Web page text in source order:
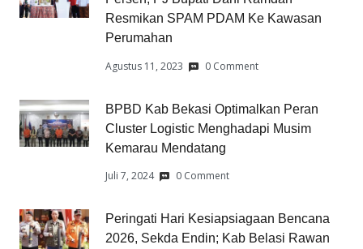
Resmikan SPAM PDAM Ke Kawasan
Perumahan
Agustus 11, 2023 0 Comment
BPBD Kab Bekasi Optimalkan Peran
Cluster Logistic Menghadapi Musim
Kemarau Mendatang
Juli 7, 2024 0 Comment
Peringati Hari Kesiapsiagaan Bencana
2026, Sekda Endin; Kab Belasi Rawan